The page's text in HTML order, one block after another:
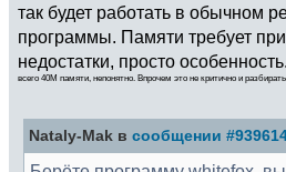
так будет работать в обычном
программы. Памяти требует
недостатки, просто особенность.
всего 40М памяти, непонятно. Впрочем это не критично и
Nataly-Mak в сообщении